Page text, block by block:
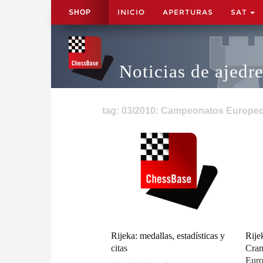
SHOP INICIO APERTURAS SAT
Noticias de
tag: 03/2010: Campeonatos
Rijeka: medallas, estadísticas y
citas